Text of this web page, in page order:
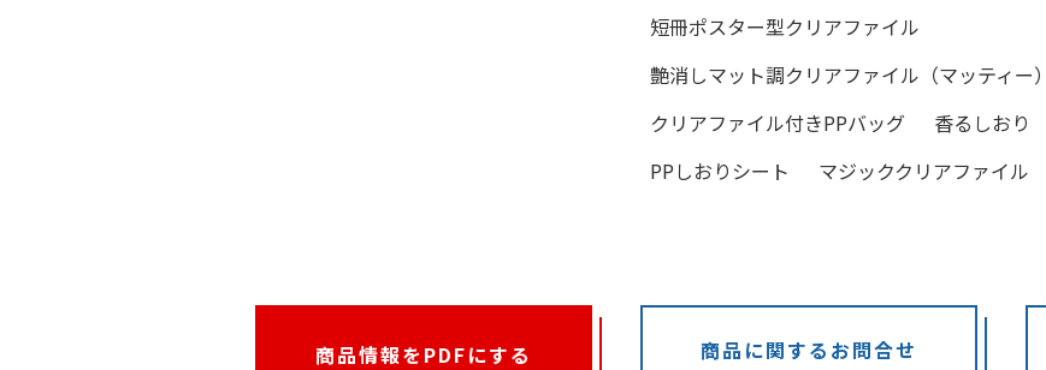
短冊ポスター型クリアファイル
艶消しマット調クリアファイル（マッティー）
クリアファイル付きPPバッグ
香るしおり
PPしおりシート
マジッククリアファイル
商品情報をPDFにする 商品に関するお問合せ